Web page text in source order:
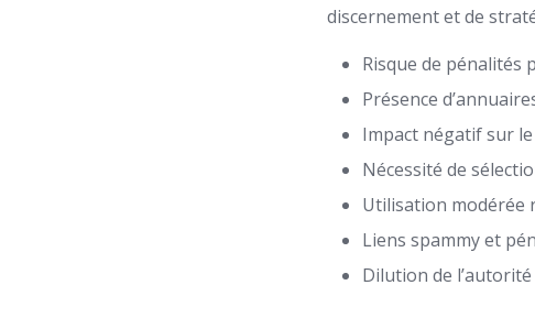
discernement et de
Risque de pénalités
Présence
Impact négatif sur
Nécessité de
Utilisation modérée
Liens spammy et
Dilution de